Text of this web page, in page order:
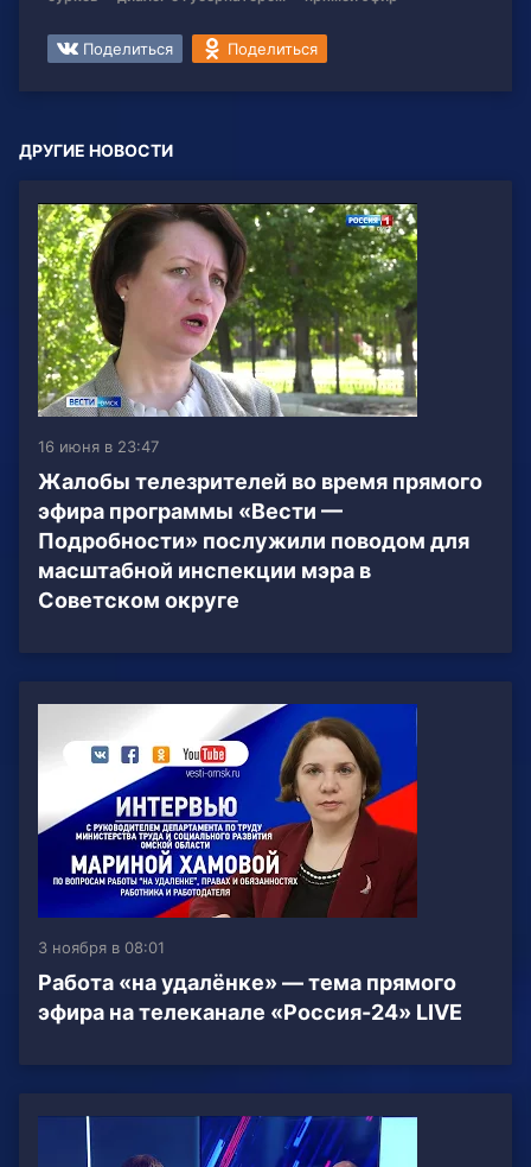
Поделиться Поделиться
ДРУГИЕ НОВОСТИ
16 июня в 23:47
Жалобы телезрителей во время прямого
эфира программы «Вести —
Подробности» послужили поводом для
масштабной инспекции мэра в
Советском округе
3 ноября в 08:01
Работа «на удалёнке» — тема прямого
эфира на телеканале «Россия-24» LIVE